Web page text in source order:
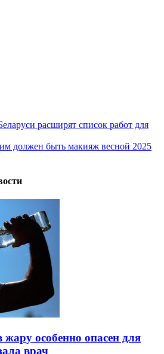
расширят список работ для
должен быть макияж весной 2025
особенно опасен для
врач